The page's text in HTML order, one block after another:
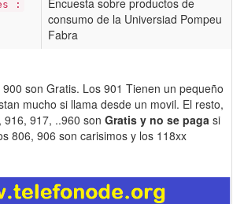
:
Encuesta sobre productos de
consumo de la Universiad Pompeu
Fabra
son Gratis. Los 901 Tienen un pequeño
mucho si llama desde un movil. El resto,
917, ..960 son Gratis y no se paga si
806, 906 son carisimos y los 118xx